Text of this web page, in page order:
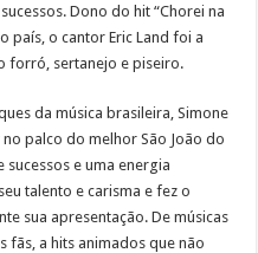
Dono do hit “Chorei na
país, o cantor Eric Land foi a
forró, sertanejo e piseiro.
da música brasileira, Simone
palco do melhor São João do
e uma energia
talento e carisma e fez o
sua apresentação. De músicas
fãs, a hits animados que não